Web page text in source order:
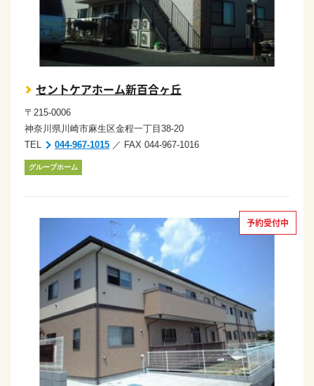
セントケアホーム新百合ヶ丘
〒215-0006
神奈川県川崎市麻生区金程一丁目38-20
TEL
044-967-1015 ／ FAX 044-967-1016
グループホーム
予約受付中